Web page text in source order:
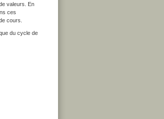
valeurs. En
ces
cours.
du cycle de